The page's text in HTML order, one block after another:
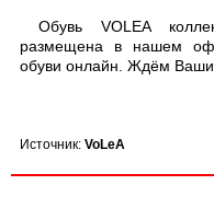
Обувь VOLEA
размещена в нашем
обуви онлайн. Ждём
Источник: VoLeA